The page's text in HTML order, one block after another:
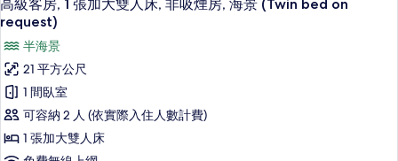
非
吸
煙
房,
海
景
(Twin
張
大
雙
人
床,
非
煙
示
高
級
客
房,
1
張
高級客房, 1 張加大雙人床, 非吸煙房, 海景 (Twin bed on
request)
半海景
21 平方公尺
1 間臥室
可容納 2 人 (依實際入住人數計費)
1 張加大雙人床